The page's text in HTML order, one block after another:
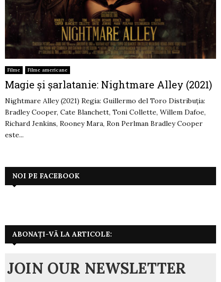
Filme Filme americane
Magie și șarlatanie: Nightmare Alley (2021)
Nightmare Alley (2021) Regia: Guillermo del Toro Distribuția:
Bradley Cooper, Cate Blanchett, Toni Collette, Willem Dafoe,
Richard Jenkins, Rooney Mara, Ron Perlman Bradley Cooper
este...
NOI PE FACEBOOK
ABONAȚI-VĂ LA ARTICOLE:
JOIN OUR NEWSLETTER